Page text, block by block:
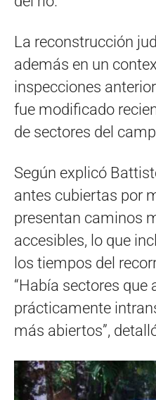
La reconstrucción
además en un
inspecciones
fue modificado
de sectores del
Según explicó
antes cubiertas por
presentan caminos
accesibles, lo que
los tiempos del
“Había sectores que
prácticamente
más abiertos”,